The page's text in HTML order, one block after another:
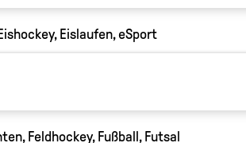
Eislaufen, eSport
Feldhockey, Fußball, Futsal